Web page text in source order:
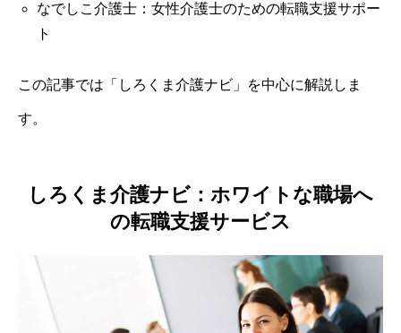
なでしこ介護士：女性介護士のための転職支援サポー
ト
この記事では「しろくま介護ナビ」を中心に解説しま
す。
しろくま介護ナビ：ホワイトな職場へ
の転職支援サービス